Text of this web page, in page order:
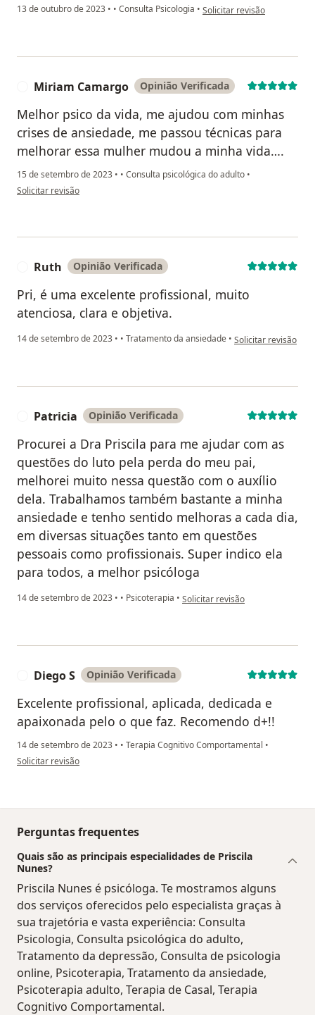
13 de outubro de 2023 • • Consulta Psicologia • na opinião do utilizador Fran
Solicitar revisão
Miriam Camargo Opinião Verificada
Melhor psico da vida, me ajudou com minhas
crises de ansiedade, me passou técnicas para
melhorar essa mulher mudou a minha vida….
15 de setembro de 2023 • • Consulta psicológica do adulto •
na opinião do utilizador Miriam Camargo
Solicitar revisão
Ruth Opinião Verificada
Pri, é uma excelente profissional, muito
atenciosa, clara e objetiva.
14 de setembro de 2023 • • Tratamento da ansiedade • na opinião do
Solicitar revisão
Patricia Opinião Verificada
Procurei a Dra Priscila para me ajudar com as
questões do luto pela perda do meu pai,
melhorei muito nessa questão com o auxílio
dela. Trabalhamos também bastante a minha
ansiedade e tenho sentido melhoras a cada dia,
em diversas situações tanto em questões
pessoais como profissionais. Super indico ela
para todos, a melhor psicóloga
14 de setembro de 2023 • • Psicoterapia • na opinião do utilizador Patricia
Solicitar revisão
Diego S Opinião Verificada
Excelente profissional, aplicada, dedicada e
apaixonada pelo o que faz. Recomendo d+!!
14 de setembro de 2023 • • Terapia Cognitivo Comportamental •
na opinião do utilizador Diego S
Solicitar revisão
Perguntas frequentes
Quais são as principais especialidades de Priscila
Nunes?
Priscila Nunes é psicóloga. Te mostramos alguns
dos serviços oferecidos pelo especialista graças à
sua trajetória e vasta experiência: Consulta
Psicologia, Consulta psicológica do adulto,
Tratamento da depressão, Consulta de psicologia
online, Psicoterapia, Tratamento da ansiedade,
Psicoterapia adulto, Terapia de Casal, Terapia
Cognitivo Comportamental.